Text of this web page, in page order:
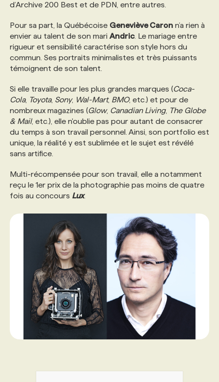
d’Archive 200 Best et de PDN, entre autres.
Pour sa part, la Québécoise Geneviève Caron n’a rien à
envier au talent de son mari Andric. Le mariage entre
rigueur et sensibilité caractérise son style hors du
commun. Ses portraits minimalistes et très puissants
témoignent de son talent.
Si elle travaille pour les plus grandes marques (Coca-
Cola, Toyota, Sony, Wal-Mart, BMO, etc.) et pour de
nombreux magazines (Glow, Canadian Living, The Globe
& Mail, etc.), elle n'oublie pas pour autant de consacrer
du temps à son travail personnel. Ainsi, son portfolio est
unique, la réalité y est sublimée et le sujet est révélé
sans artifice.
Multi-récompensée pour son travail, elle a notamment
reçu le 1er prix de la photographie pas moins de quatre
fois au concours Lux.